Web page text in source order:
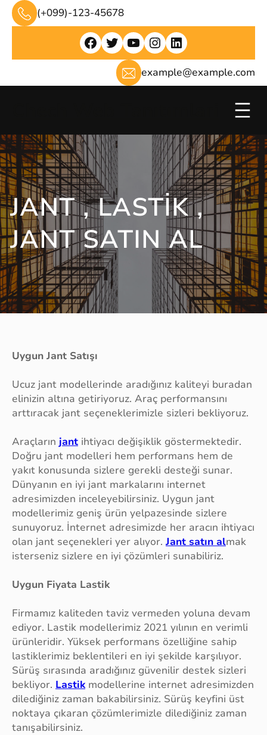
İçeriğe
geç
(+099)-123-45678
Facebook Twitter YouTube Instagram LinkedIn
example@example.com
JANT , LASTIK ,
JANT SATIN AL
Uygun Jant Satışı
Ucuz jant modellerinde aradığınız kaliteyi buradan
elinizin altına getiriyoruz. Araç performansını
arttıracak jant seçeneklerimizle sizleri bekliyoruz.
Araçların jant ihtiyacı değişiklik göstermektedir.
Doğru jant modelleri hem performans hem de
yakıt konusunda sizlere gerekli desteği sunar.
Dünyanın en iyi jant markalarını internet
adresimizden inceleyebilirsiniz. Uygun jant
modellerimiz geniş ürün yelpazesinde sizlere
sunuyoruz. İnternet adresimizde her aracın ihtiyacı
olan jant seçenekleri yer alıyor. Jant satın almak
isterseniz sizlere en iyi çözümleri sunabiliriz.
Uygun Fiyata Lastik
Firmamız kaliteden taviz vermeden yoluna devam
ediyor. Lastik modellerimiz 2021 yılının en verimli
ürünleridir. Yüksek performans özelliğine sahip
lastiklerimiz beklentileri en iyi şekilde karşılıyor.
Sürüş sırasında aradığınız güvenilir destek sizleri
bekliyor. Lastikmodellerine internet adresimizden
dilediğiniz zaman bakabilirsiniz. Sürüş keyfini üst
noktaya çıkaran çözümlerimizle dilediğiniz zaman
tanışabilirsiniz.